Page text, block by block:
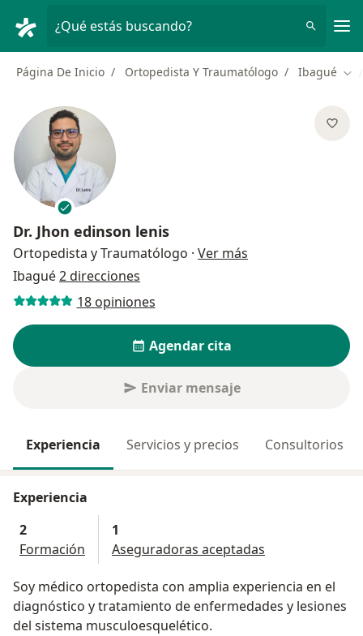
¿Qué estás buscando?
Página De Inicio Ortopedista Y Traumatólogo Ibagué
Dr. Jhon edinson lenis
Ortopedista y Traumatólogo · Ver más
Ibagué2 direcciones
18 opiniones
Agendar cita
Enviar mensaje
Experiencia Servicios y precios Consultorios
Experiencia
2
Formación
1
Aseguradoras aceptadas
Soy médico ortopedista con amplia experiencia en el
diagnóstico y tratamiento de enfermedades y lesiones
del sistema musculoesquelético.